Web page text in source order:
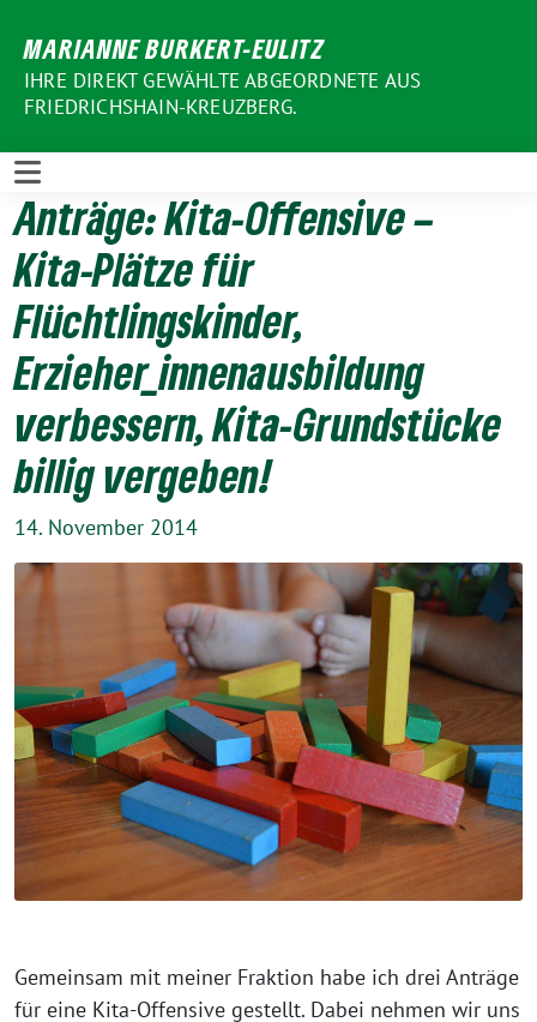
zum
Inhalt
MARIANNE BURKERT-EULITZ
IHRE DIREKT GEWÄHLTE ABGEORDNETE AUS
FRIEDRICHSHAIN-KREUZBERG.
Anträge: Kita-Offensive –
Kita-Plätze für
Flüchtlingskinder,
Erzieher_innenausbildung
verbessern, Kita-Grundstücke
billig vergeben!
14. November 2014
Gemeinsam mit meiner Fraktion habe ich drei Anträge
für eine Kita-Offensive gestellt. Dabei nehmen wir uns